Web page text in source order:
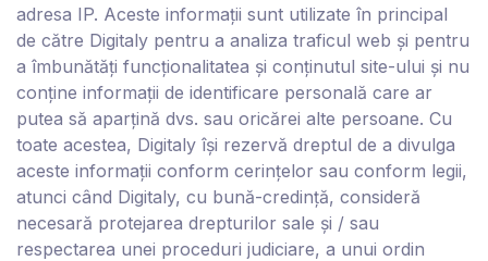
adresa IP. Aceste informații sunt utilizate în principal
de către Digitaly pentru a analiza traficul web și pentru
a îmbunătăți funcționalitatea și conținutul site-ului și nu
conține informații de identificare personală care ar
putea să aparțină dvs. sau oricărei alte persoane. Cu
toate acestea, Digitaly își rezervă dreptul de a divulga
aceste informații conform cerințelor sau conform legii,
atunci când Digitaly, cu bună-credință, consideră
necesară protejarea drepturilor sale și / sau
respectarea unei proceduri judiciare, a unui ordin